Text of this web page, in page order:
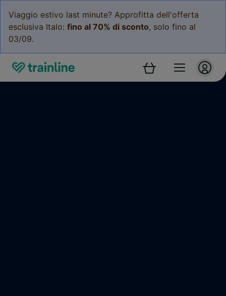
Viaggio estivo last minute? Approfitta dell'offerta
esclusiva Italo: fino al 70% di sconto, solo fino al
03/09.